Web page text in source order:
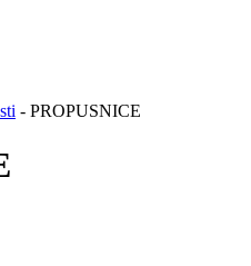
- PROPUSNICE